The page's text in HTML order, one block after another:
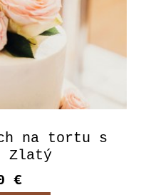
na tortu s
Zlatý
€